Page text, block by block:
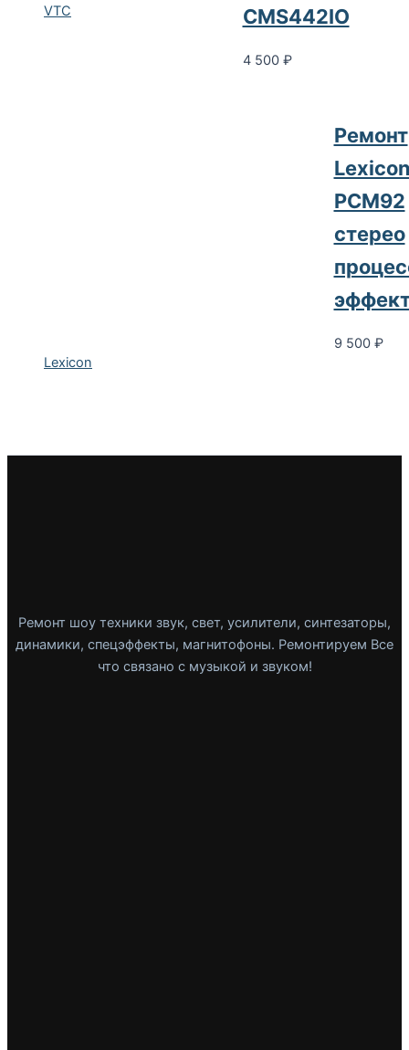
VTC CMS442IO
4 500 ₽
Lexicon
Ремонт
PCM92
стерео
9 500 ₽
Ремонт шоу техники звук, свет, усилители, синтезаторы,
динамики, спецэффекты, магнитофоны. Ремонтируем Все
что связано с музыкой и звуком!